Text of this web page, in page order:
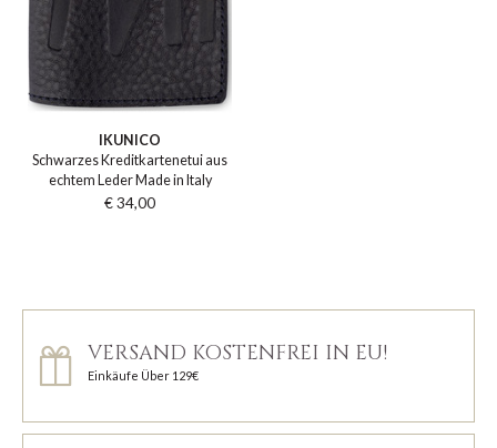
IKUNICO
Schwarzes Kreditkartenetui aus
echtem Leder Made in Italy
€ 34,00
VERSAND KOSTENFREI IN EU!
Einkäufe Über 129€